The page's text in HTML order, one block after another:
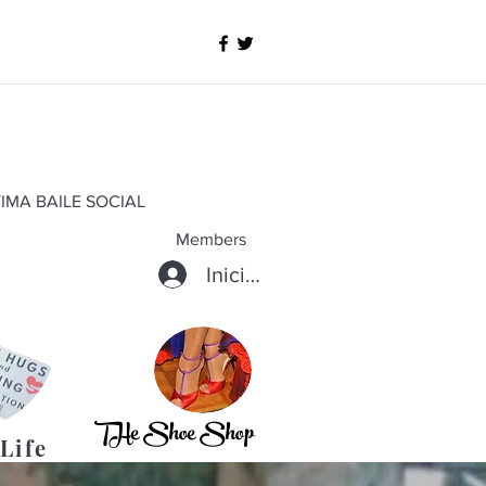
BAILE SOCIAL
Members
Iniciar sesión
THe Shoe Shop